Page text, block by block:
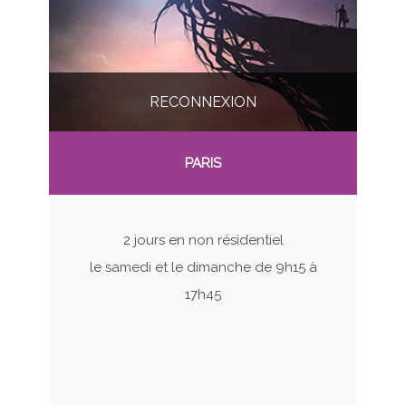
RECONNEXION
PARIS
2 jours en non résidentiel
le samedi et le dimanche de 9h15 à
17h45